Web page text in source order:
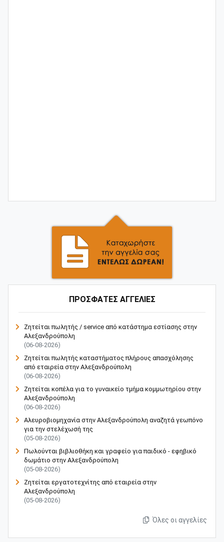
ΠΡΟΣΦΑΤΕΣ ΑΓΓΕΛΙΕΣ
Ζητείται πωλητής / service από κατάστημα εστίασης στην
Αλεξανδρούπολη
(06-08-2026)
Ζητείται πωλητής καταστήματος πλήρους απασχόλησης
από εταιρεία στην Αλεξανδρούπολη
(06-08-2026)
Ζητείται κοπέλα για το γυναικείο τμήμα κομμωτηρίου στην
Αλεξανδρούπολη
(06-08-2026)
Αλευροβιομηχανία στην Αλεξανδρούπολη αναζητά γεωπόνο
για την στελέχωσή της
(05-08-2026)
Πωλούνται βιβλιοθήκη και γραφείο για παιδικό - εφηβικό
δωμάτιο στην Αλεξανδρούπολη
(05-08-2026)
Ζητείται εργατοτεχνίτης από εταιρεία στην
Αλεξανδρούπολη
(05-08-2026)
Όλες οι αγγελίες